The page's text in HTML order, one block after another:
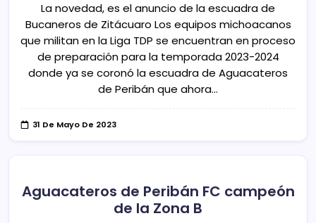
La novedad, es el anuncio de la escuadra de
Bucaneros de Zitácuaro Los equipos michoacanos
que militan en la Liga TDP se encuentran en proceso
de preparación para la temporada 2023-2024
donde ya se coronó la escuadra de Aguacateros
de Peribán que ahora…
31 De Mayo De 2023
Aguacateros de Peribán FC campeón
de la Zona B